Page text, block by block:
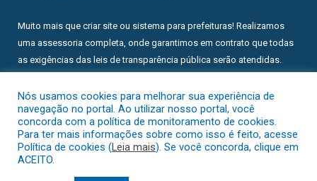
Muito mais que criar site ou sistema para prefeituras! Realizamos
uma assessoria completa, onde garantimos em contrato que todas
as exigências das leis de transparência pública serão atendidas.
Conheça o e o Radar da Transparência Pública
Todos os direitos reservados a Prefeitura Municipal de Chuí.
Nós usamos cookies para melhorar sua experiência de
navegação no portal. Ao utilizar nosso portal, você
concorda com a política de monitoramento de cookies.
Para ter mais informações sobre como isso é feito, acesse
Política de cookies (Leia mais). Se você concorda, clique em
ACEITO.